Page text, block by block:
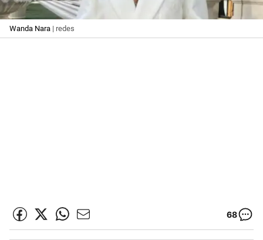
Wanda Nara | redes
68